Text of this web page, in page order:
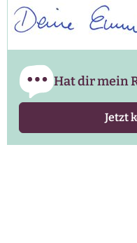
Hat dir mein
Jetzt